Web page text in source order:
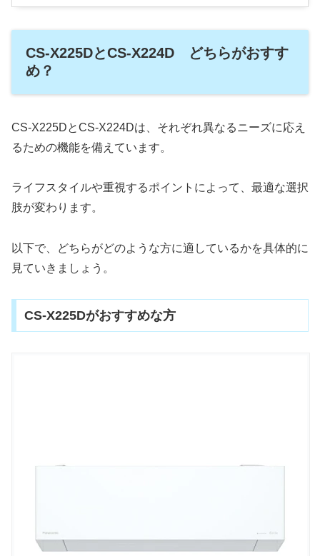
CS-X225DとCS-X224D どちらがおすす
め？
CS-X225DとCS-X224Dは、それぞれ異なるニーズに応え
るための機能を備えています。
ライフスタイルや重視するポイントによって、最適な選択
肢が変わります。
以下で、どちらがどのような方に適しているかを具体的に
見ていきましょう。
CS-X225Dがおすすめな方